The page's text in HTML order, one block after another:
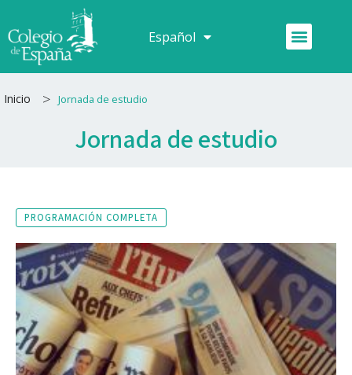
al
contenido
Español
Français Menú
Inicio > Jornada de estudio
Jornada de estudio
PROGRAMACIÓN COMPLETA